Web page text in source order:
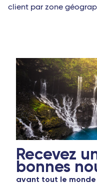
client par zone
Recevez
bonnes
avant tout le monde